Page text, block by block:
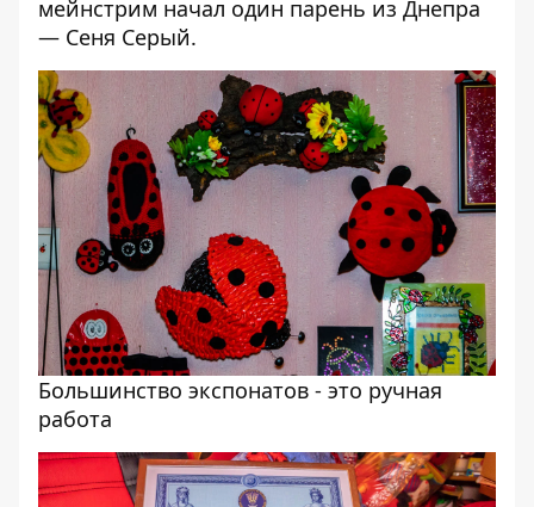
мейнстрим начал один парень из Днепра
— Сеня Серый.
Большинство экспонатов - это ручная
работа